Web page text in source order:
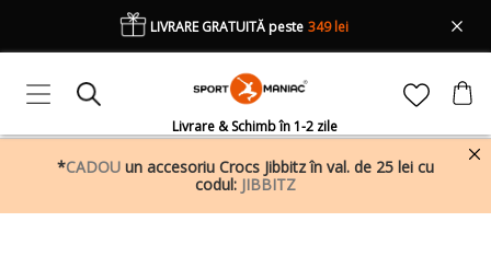
Livrare & Schimb în 1-2 zile
LIVRARE GRATUITĂ peste 349 lei
*CADOU un accesoriu Crocs Jibbitz în val. de 25 lei cu
codul: JIBBITZ